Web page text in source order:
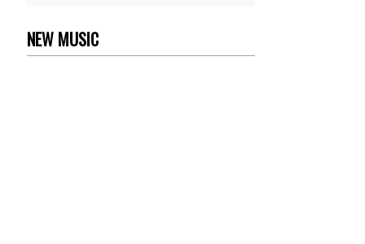
NEW MUSIC